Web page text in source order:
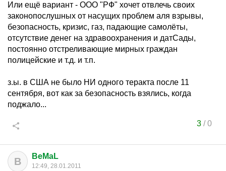
Или ещё вариант - ООО "РФ" хочет отвлечь своих
законопослушных от насущих проблем аля взрывы,
безопасность, кризис, газ, падающие самолёты,
отсутствие денег на здравоохранения и датСады,
постоянно отстреливающие мирных граждан
полицейские и т.д. и т.п.
з.ы. в США не было НИ одного теракта после 11
сентября, вот как за безопасность взялись, когда
поджало...
3/0
B BeMaL
12:49, 28.01.2011